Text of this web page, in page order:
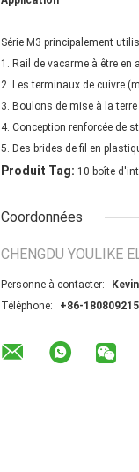
Série M3 principalement
1. Rail de vacarme à être
2. Les terminaux de cuivre
3. Boulons de mise à la
4. Conception renforcée de
5. Des brides de fil en
Produit Tag: 10 boîte
Coordonnées
CHENGDU YOULIKE
Personne à contacter:
Téléphone:
+86-